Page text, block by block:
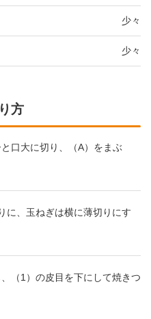
少々
少々
方
口大に切り、（A）をまぶ
に、玉ねぎは横に薄切りにす
（1）の皮目を下にして焼きつ